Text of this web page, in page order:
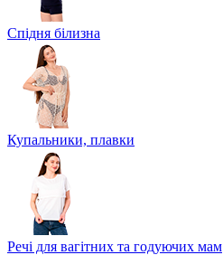
Спідня білизна
Купальники, плавки
Речі для вагітних та годуючих мам